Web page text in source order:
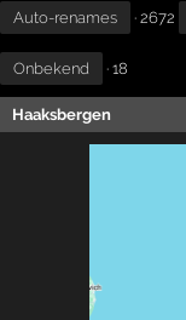
Auto-renames · 2672
Onbekend · 18
Haaksbergen